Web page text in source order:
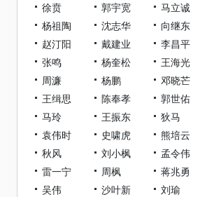
徐贲
郭宇宽
马立诚
杨祖陶
沈志华
向继东
赵汀阳
戴建业
李昌平
张鸣
杨奎松
王海光
周濂
杨鹏
邓晓芒
王缉思
陈奉孝
郭世佑
马玲
王振东
狄马
袁伟时
史啸虎
熊培云
秋风
刘小枫
孟令伟
雷一宁
周枫
蒋兆勇
吴伟
沙叶新
刘瑜